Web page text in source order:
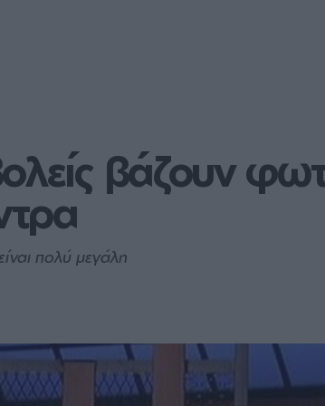
βάζουν
πολύ μεγάλη